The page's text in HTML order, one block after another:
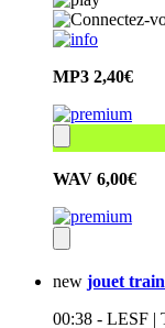
MP3 2,40€
WAV 6,00€
new jouet
00:38 - LESF |